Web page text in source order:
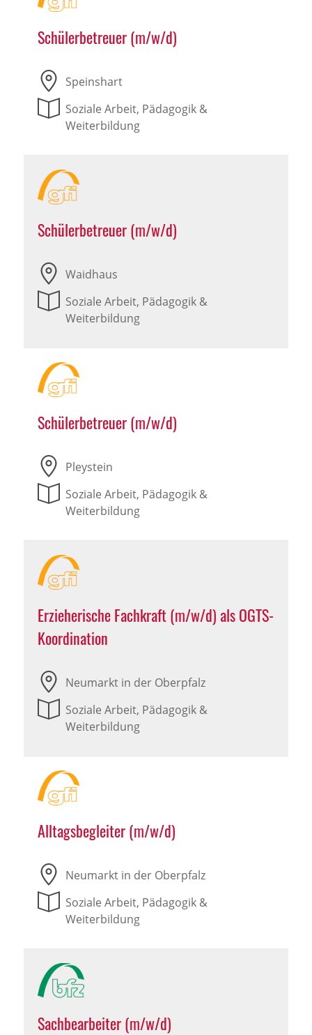
Schülerbetreuer (m/w/d)
Speinshart
Soziale Arbeit, Pädagogik &
Weiterbildung
Schülerbetreuer (m/w/d)
Waidhaus
Soziale Arbeit, Pädagogik &
Weiterbildung
Schülerbetreuer (m/w/d)
Pleystein
Soziale Arbeit, Pädagogik &
Weiterbildung
Erzieherische Fachkraft (m/w/d) als OGTS-
Koordination
Neumarkt in der Oberpfalz
Soziale Arbeit, Pädagogik &
Weiterbildung
Alltagsbegleiter (m/w/d)
Neumarkt in der Oberpfalz
Soziale Arbeit, Pädagogik &
Weiterbildung
Sachbearbeiter (m/w/d)